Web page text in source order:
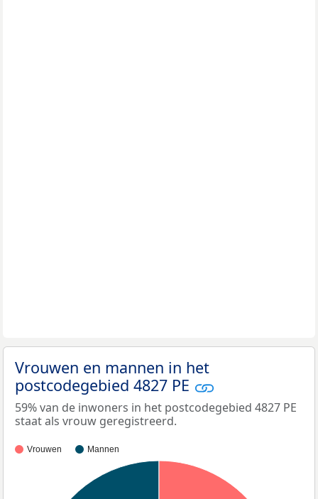
Vrouwen en mannen in het
postcodegebied 4827 PE
59% van de inwoners in het postcodegebied 4827 PE
staat als vrouw geregistreerd.
Vrouwen Mannen